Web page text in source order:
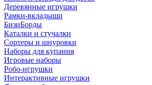
Деревянные игрушки
Рамки-вкладыши
БизиБорды
Каталки и стучалки
Сортеры и шнуровки
Наборы для купания
Игровые наборы
Робо-игрушки
Интерактивные игрушки